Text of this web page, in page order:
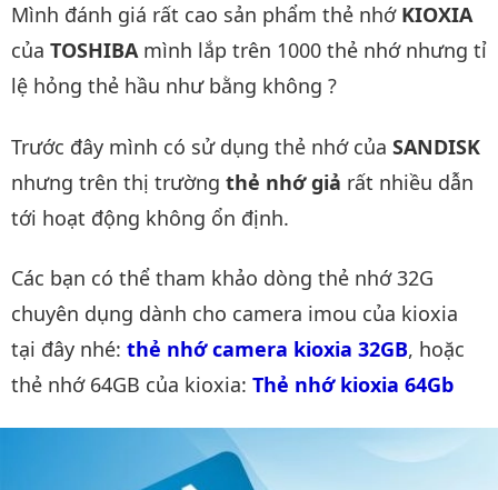
Mình đánh giá rất cao sản phẩm thẻ nhớ KIOXIA
của TOSHIBAmình lắp trên 1000 thẻ nhớ nhưng tỉ
lệ hỏng thẻ hầu như bằng không ?
Trước đây mình có sử dụng thẻ nhớ của SANDISK
nhưng trên thị trường thẻ nhớ giả rất nhiều dẫn
tới hoạt động không ổn định.
Các bạn có thể tham khảo dòng thẻ nhớ 32G
chuyên dụng dành cho camera imou của kioxia
tại đây nhé: thẻ nhớ camera kioxia 32GB, hoặc
thẻ nhớ 64GB của kioxia: Thẻ nhớ kioxia 64Gb